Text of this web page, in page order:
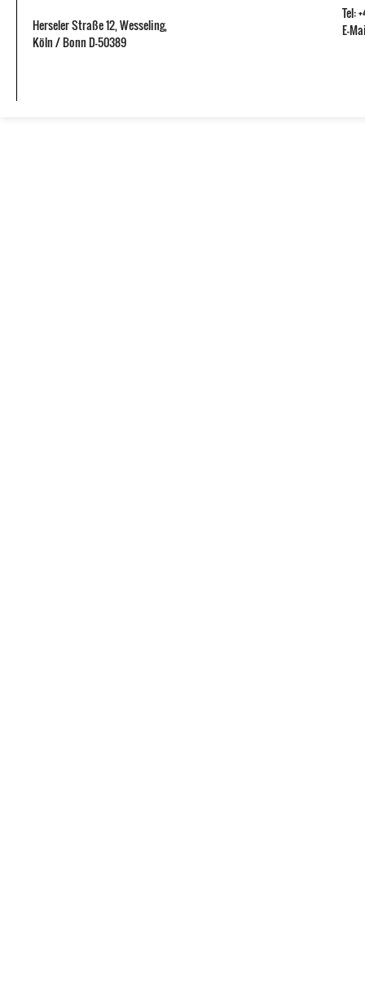
Herseler Straße 12,Wesseling,
Köln / BonnD-50389
Tel:
E-